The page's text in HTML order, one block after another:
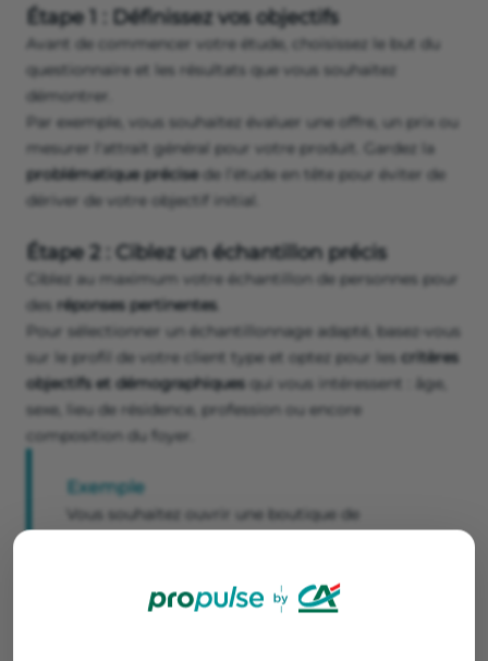
Étape 1 : Définissez vos objectifs
Avant de commencer votre étude, choisissez le but du
questionnaire et les résultats que vous souhaitez
démontrer.
Par exemple, vous souhaitez évaluer une offre, un prix ou
mesurer l'attrait général pour votre produit. Gardez la
problématique précisede l’étude en tête pour éviter de
dériver de votre objectif initial.
Étape 2 : Ciblez un échantillon précis
Ciblez au maximum votre échantillon de personnes pour
des réponses pertinentes.
Pour sélectionner un échantillonnage adapté, basez-vous
sur le profil de votre client type et optez pour les critères
objectifs et démographiques qui vous intéressent : âge,
sexe, lieu de résidence, profession ou encore
composition du foyer.
Exemple
Vous souhaitez ouvrir une boutique de
qui aiment le ski et se rendent régulièrement à
la montagne.